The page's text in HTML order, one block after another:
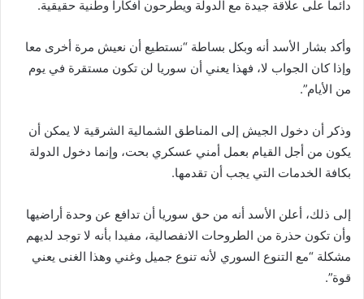
دائما على علاقة جيدة مع الدولة ويطرحون أفكارا وطنية حقيقية.
وأكد بشار الأسد أنه وبكل بساطة “نستطيع أن نعيش مرة أخرى معا
وإذا كان الجواب لا، فهذا يعني أن سوريا لن تكون مستقرة في يوم
من الأيام”.
وذكر أن دخول الجيش إلى المناطق الشمالية الشرقية لا يمكن أن
يكون من أجل القيام بعمل أمني عسكري بحت، وإنما دخول الدولة
بكافة الخدمات التي يجب أن تقدمها.
إلى ذلك، أعلن الأسد أنه من حق سوريا أن تدافع عن وحدة أراضيها
وأن تكون حذرة من الطروحات الانفصالية، مفيدا بأنه لا توجد لديهم
مشكلة “مع التنوع السوري لأنه تنوع جميل وغني وهذا الغنى يعني
قوة”.